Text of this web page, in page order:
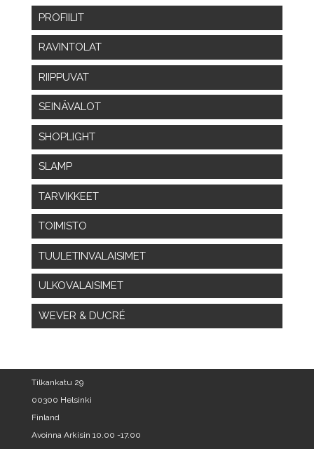
PROFIILIT
RAVINTOLAT
RIIPPUVAT
SEINÄVALOT
SHOPLIGHT
SLAMP
TARVIKKEET
TOIMISTO
TUULETINVALAISIMET
ULKOVALAISIMET
WEVER & DUCRÉ
Tilkankatu 29
00300 Helsinki
Finland
Avoinna Arkisin 10.00 -17.00